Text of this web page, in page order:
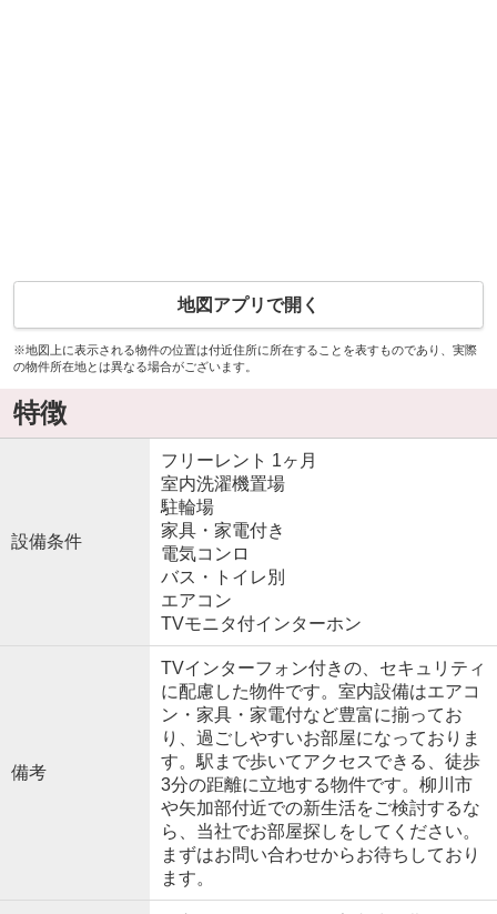
地図アプリで開く
※地図上に表示される物件の位置は付近住所に所在することを表すものであり、実際
の物件所在地とは異なる場合がございます。
特徴
設備条件
フリーレント 1ヶ月
室内洗濯機置場
駐輪場
家具・家電付き
電気コンロ
バス・トイレ別
エアコン
TVモニタ付インターホン
備考
TVインターフォン付きの、セキュリティ
に配慮した物件です。室内設備はエアコ
ン・家具・家電付など豊富に揃ってお
り、過ごしやすいお部屋になっておりま
す。駅まで歩いてアクセスできる、徒歩
3分の距離に立地する物件です。柳川市
や矢加部付近での新生活をご検討するな
ら、当社でお部屋探しをしてください。
まずはお問い合わせからお待ちしており
ます。